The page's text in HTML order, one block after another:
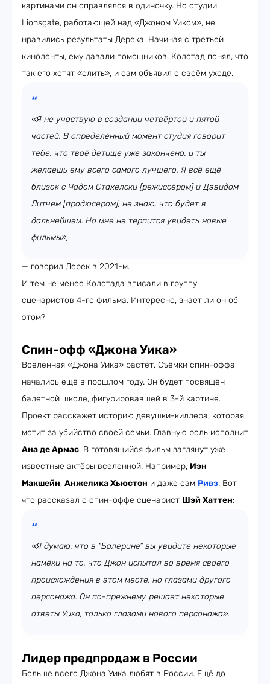
картинами он справлялся в одиночку. Но студии
Lionsgate, работающей над «Джоном Уиком», не
нравились результаты Дерека. Начиная с третьей
киноленты, ему давали помощников. Колстад понял, что
так его хотят «слить», и сам объявил о своём уходе.
«Я не участвую в создании четвёртой и пятой
частей. В определённый момент студия говорит
тебе, что твоё детище уже закончено, и ты
желаешь ему всего самого лучшего. Я всё ещё
близок с Чадом Стахелски [режиссёром] и Дэвидом
Литчем [продюсером], не знаю, что будет в
дальнейшем. Но мне не терпится увидеть новые
фильмы»,
— говорил Дерек в 2021-м.
И тем не менее Колстада вписали в группу
сценаристов 4-го фильма. Интересно, знает ли он об
этом?
Спин-офф «Джона Уика»
Вселенная «Джона Уика» растёт. Съёмки спин-оффа
начались ещё в прошлом году. Он будет посвящён
балетной школе, фигурировавшей в 3-й картине.
Проект расскажет историю девушки-киллера, которая
мстит за убийство своей семьи. Главную роль исполнит
Ана де Армас. В готовящийся фильм заглянут уже
известные актёры вселенной. Например, Иэн
Макшейн, Анжелика Хьюстон и даже сам Ривз. Вот
что рассказал о спин-оффе сценарист Шэй Хаттен:
«Я думаю, что в “Балерине” вы увидите некоторые
намёки на то, что Джон испытал во время своего
происхождения в этом месте, но глазами другого
персонажа. Он по-прежнему решает некоторые
ответы Уика, только глазами нового персонажа».
Лидер предпродаж в России
Больше всего Джона Уика любят в России. Ещё до